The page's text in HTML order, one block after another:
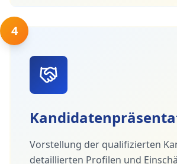
4
Vorstellung der qualifizierten
detaillierten Profilen und